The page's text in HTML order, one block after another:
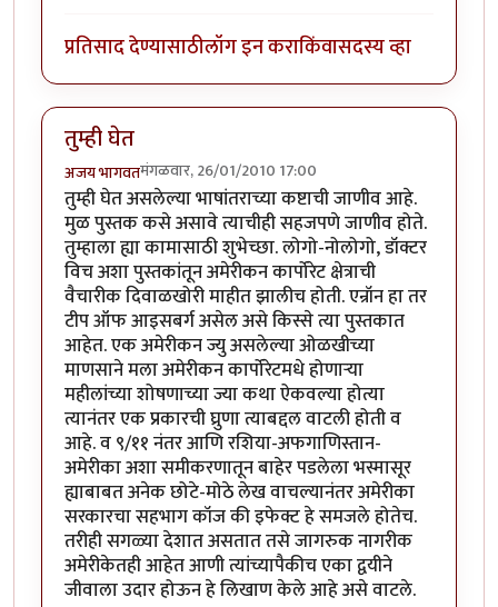
प्रतिसाद देण्यासाठीलॉग इन कराकिंवासदस्य व्हा
तुम्ही घेत
अजय भागवतमंगळवार, 26/01/2010 17:00
तुम्ही घेत असलेल्या भाषांतराच्या कष्टाची जाणीव आहे.
मुळ पुस्तक कसे असावे त्याचीही सहजपणे जाणीव होते.
तुम्हाला ह्या कामासाठी शुभेच्छा. लोगो-नोलोगो, डॉक्टर
विच अशा पुस्तकांतून अमेरीकन कार्पोरेट क्षेत्राची
वैचारीक दिवाळखोरी माहीत झालीच होती. एन्रॉन हा तर
टीप ऑफ आइसबर्ग असेल असे किस्से त्या पुस्तकात
आहेत. एक अमेरीकन ज्यु असलेल्या ओळखीच्या
माणसाने मला अमेरीकन कार्पोरेटमधे होणार्‍या
महीलांच्या शोषणाच्या ज्या कथा ऐकवल्या होत्या
त्यानंतर एक प्रकारची घ्रुणा त्याबद्दल वाटली होती व
आहे. व ९/११ नंतर आणि रशिया-अफगाणिस्तान-
अमेरीका अशा समीकरणातून बाहेर पडलेला भस्मासूर
ह्याबाबत अनेक छोटे-मोठे लेख वाचल्यानंतर अमेरीका
सरकारचा सहभाग कॉज की इफेक्ट हे समजले होतेच.
तरीही सगळ्या देशात असतात तसे जागरुक नागरीक
अमेरीकेतही आहेत आणी त्यांच्यापैकीच एका द्वयीने
जीवाला उदार होऊन हे लिखाण केले आहे असे वाटले.